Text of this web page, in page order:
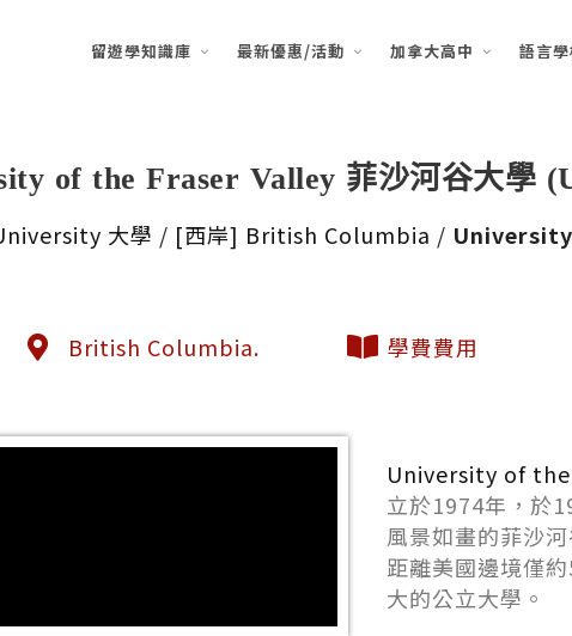
留遊學知識庫 最新優惠/活動 加拿大高中 語言
of the Fraser Valley 菲沙河⾕⼤學
大學 / [西岸] British Columbia / University
British Columbia. 學費費用
University of the
立於1974年，於
風景如畫的菲沙
距離美國邊境僅
⼤的公立⼤學。